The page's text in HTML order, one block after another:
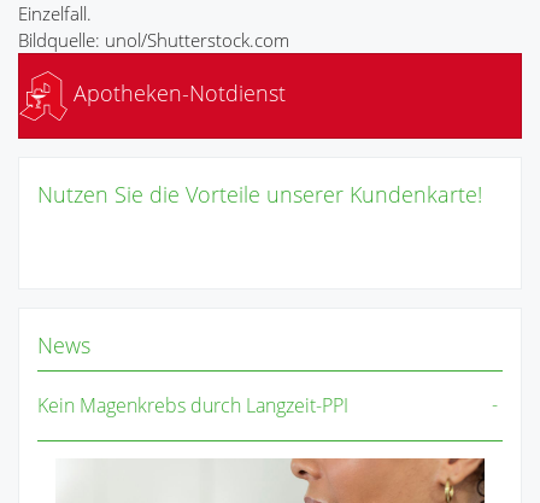
Einzelfall.
Bildquelle: unol/Shutterstock.com
Apotheken-Notdienst
Nutzen Sie die Vorteile unserer Kundenkarte!
News
Kein Magenkrebs durch Langzeit-PPI